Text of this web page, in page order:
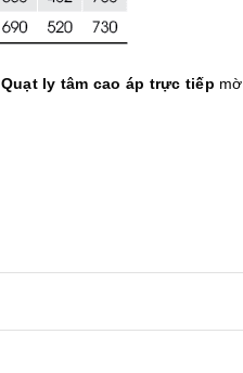
Quạt ly tâm cao áp trực tiếp